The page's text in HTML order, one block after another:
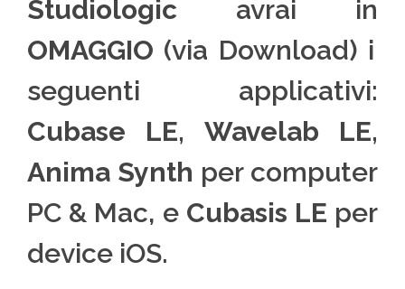
Studiologic avrai in
OMAGGIO (via Download) i
seguenti applicativi:
Cubase LE, Wavelab LE,
Anima Synth per computer
PC & Mac, e Cubasis LE per
device iOS.